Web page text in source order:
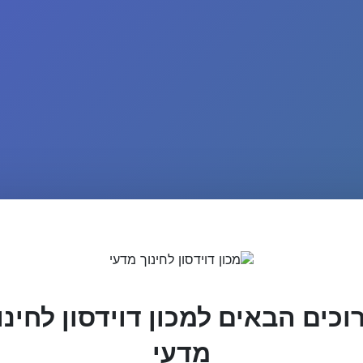
הבאים למכון דוידסון
מדעי